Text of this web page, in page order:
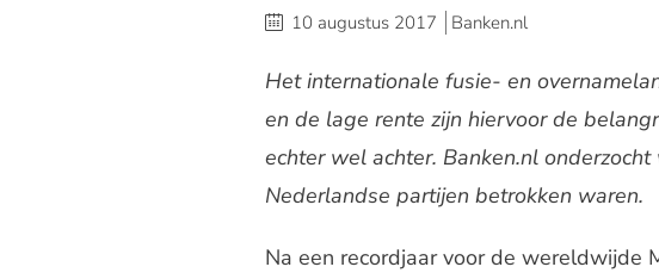
10 augustus 2017 Banken.nl
Het internationale fusie- en
en de lage rente zijn hiervoor de
echter wel achter. Banken.nl
Nederlandse partijen betrokken waren.
Na een recordjaar voor de